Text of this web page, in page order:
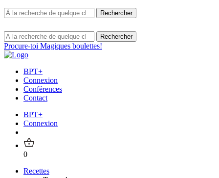
Procure-toi Magiques boulettes!
BPT+
Connexion
Conférences
Contact
BPT+
Connexion
0
Recettes